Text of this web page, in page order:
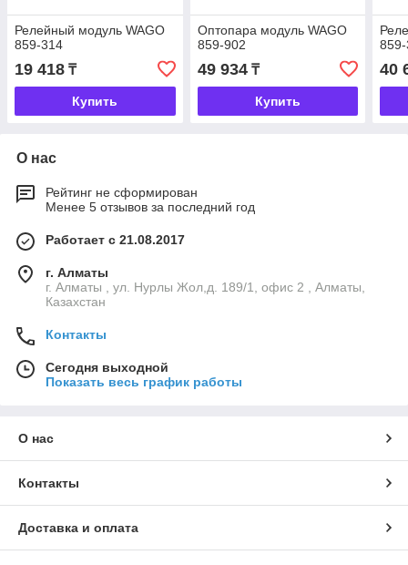
Релейный модуль WAGO
859-314
19 418 ₸
Купить
Оптопара модуль WAGO
859-902
49 934₸
Купить
40
О нас
Рейтинг не сформирован
Менее 5 отзывов за последний год
Работает с 21.08.2017
г. Алматы
г. Алматы , ул. Нурлы Жол,д. 189/1, офис 2 , Алматы,
Казахстан
Контакты
Сегодня выходной
Показать весь график работы
О нас
Контакты
Доставка и оплата